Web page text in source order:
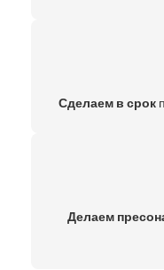
Сделаем в срок
Делаем